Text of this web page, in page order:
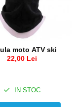
moto ATV ski
22,00 Lei
IN STOC